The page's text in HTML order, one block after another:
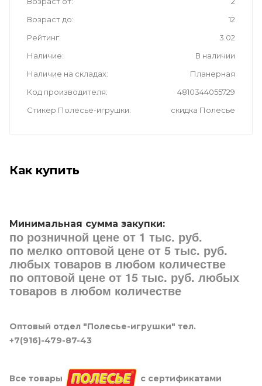
Возраст до
12
Рейтинг
3.02
Наличие
В наличии
Наличие на складах
Планерная
Код производителя
4810344055729
Стикер Полесье-игрушки
скидка Полесье
Как купить
Минимальная сумма закупки:
по розничной цене от 1 тыс. руб.
по мелко оптовой цене от 5 тыс. руб.
любых товаров в любом количестве
по оптовой цене от 15 тыс. руб. любых
товаров в любом количестве
Оптовый отдел "Полесье-игрушки" тел.
+7(916)-479-87-43
Все товары
с сертификатами